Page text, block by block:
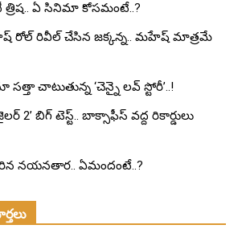
త్రిష.. ఏ సినిమా కోసమంటే..?
రోల్ రివీల్ చేసిన జక్కన్న.. మహేష్ మాత్రమే
చాటుతున్న ‘చెన్నై లవ్ స్టోరీ’..!
2’ బిగ్ టెస్ట్.. బాక్సాఫీస్ వద్ద రికార్డులు
నయనతార.. ఏమందంటే..?